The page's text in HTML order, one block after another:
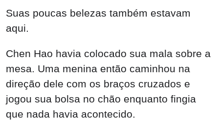
Suas poucas belezas também estavam
aqui.
Chen Hao havia colocado sua mala sobre a
mesa. Uma menina então caminhou na
direção dele com os braços cruzados e
jogou sua bolsa no chão enquanto fingia
que nada havia acontecido.